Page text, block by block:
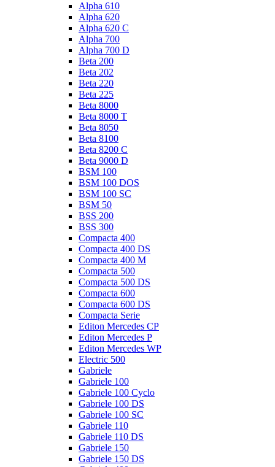
Alpha 610
Alpha 620
Alpha 620 C
Alpha 700
Alpha 700 D
Beta 200
Beta 202
Beta 220
Beta 225
Beta 8000
Beta 8000 T
Beta 8050
Beta 8100
Beta 8200 C
Beta 9000 D
BSM 100
BSM 100 DOS
BSM 100 SC
BSM 50
BSS 200
BSS 300
Compacta 400
Compacta 400 DS
Compacta 400 M
Compacta 500
Compacta 500 DS
Compacta 600
Compacta 600 DS
Compacta Serie
Editon Mercedes CP
Editon Mercedes P
Editon Mercedes WP
Electric 500
Gabriele
Gabriele 100
Gabriele 100 Cyclo
Gabriele 100 DS
Gabriele 100 SC
Gabriele 110
Gabriele 110 DS
Gabriele 150
Gabriele 150 DS